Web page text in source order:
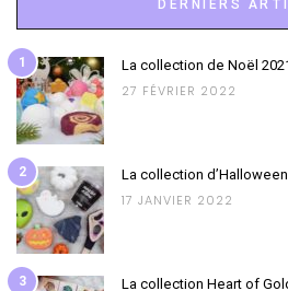
DERNIERS
1 La collection de Noël
27 FÉVRIER 2022
2 La collection
17 JANVIER 2022
3
La collection Heart of